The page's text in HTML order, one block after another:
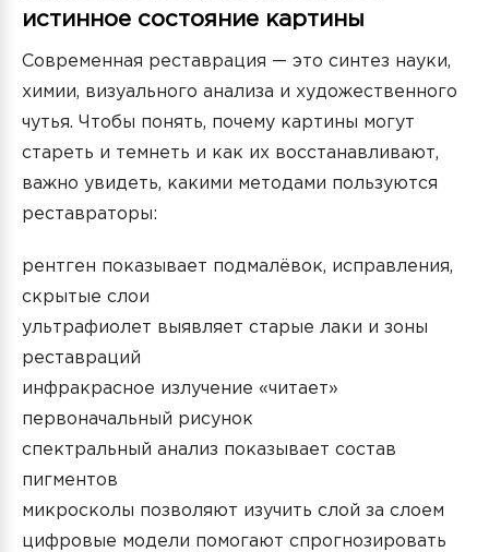
истинное состояние картины
Современная реставрация — это синтез науки,
химии, визуального анализа и художественного
чутья. Чтобы понять, почему картины могут
стареть и темнеть и как их восстанавливают,
важно увидеть, какими методами пользуются
реставраторы:
рентген показывает подмалёвок, исправления,
скрытые слои
ультрафиолет выявляет старые лаки и зоны
реставраций
инфракрасное излучение «читает»
первоначальный рисунок
спектральный анализ показывает состав
пигментов
микросколы позволяют изучить слой за слоем
цифровые модели помогают спрогнозировать